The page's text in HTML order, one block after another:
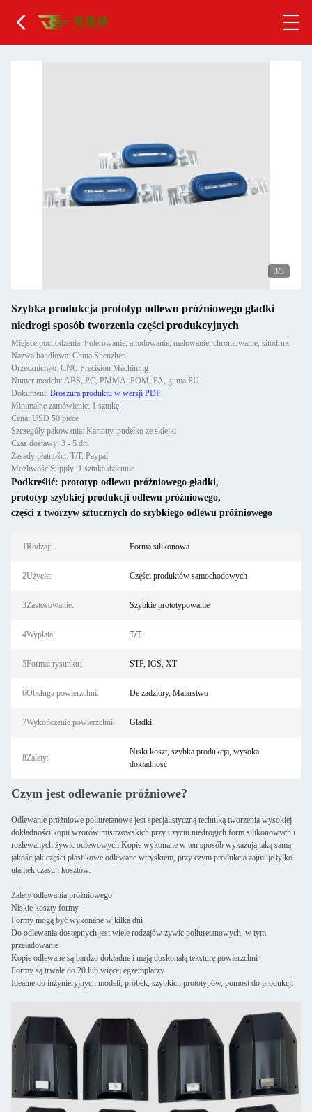
1/3
Szybka produkcja prototyp odlewu próżniowego gładki
niedrogi sposób tworzenia części produkcyjnych
Miejsce pochodzenia: Polerowanie, anodowanie, malowanie, chromowanie, sitodruk
Nazwa handlowa: China Shenzhen
Orzecznictwo: CNC Precision Machining
Numer modelu: ABS, PC, PMMA, POM, PA, guma PU
Dokument: Broszura produktu w wersji PDF
Minimalne zamówienie: 1 sztukę
Cena: USD 50 piece
Szczegóły pakowania: Kartony, pudełko ze sklejki
Czas dostawy: 3 - 5 dni
Zasady płatności: T/T, Paypal
Możliwość Supply: 1 sztuka dziennie
Podkreślić: prototyp odlewu próżniowego gładki,
prototyp szybkiej produkcji odlewu próżniowego,
części z tworzyw sztucznych do szybkiego odlewu próżniowego
1Rodzaj: Forma silikonowa
2Użycie: Części produktów samochodowych
3Zastosowanie: Szybkie prototypowanie
4Wypłata: T/T
5Format rysunku: STP, IGS, XT
6Obsługa powierzchni: De zadziory, Malarstwo
7Wykończenie powierzchni: Gładki
8Zalety:
Niski koszt, szybka produkcja, wysoka
dokładność
Czym jest odlewanie próżniowe?
Odlewanie próżniowe poliuretanowe jest specjalistyczną techniką tworzenia wysokiej
dokładności kopii wzorów mistrzowskich przy użyciu niedrogich form silikonowych i
rozlewanych żywic odlewowych.Kopie wykonane w ten sposób wykazują taką samą
jakość jak części plastikowe odlewane wtryskiem, przy czym produkcja zajmuje tylko
ułamek czasu i kosztów.
Zalety odlewania próżniowego
Niskie koszty formy
Formy mogą być wykonane w kilka dni
Do odlewania dostępnych jest wiele rodzajów żywic poliuretanowych, w tym
przeładowanie
Kopie odlewane są bardzo dokładne i mają doskonałą teksturę powierzchni
Formy są trwałe do 20 lub więcej egzemplarzy
Idealne do inżynieryjnych modeli, próbek, szybkich prototypów, pomost do produkcji